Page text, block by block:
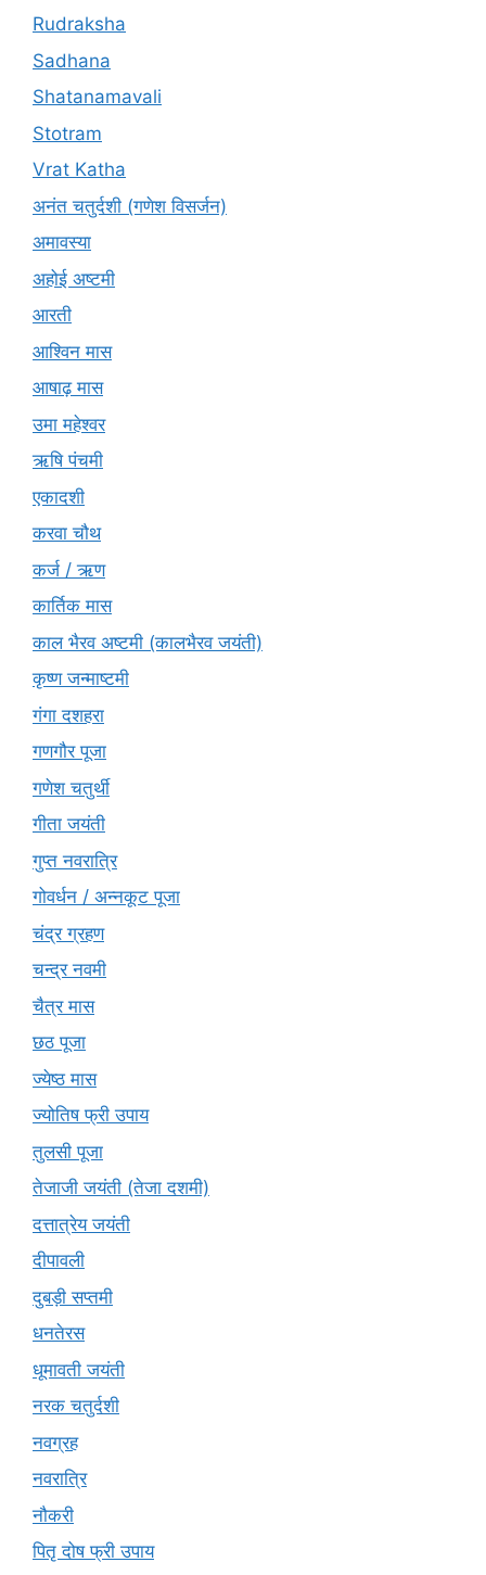
Rudraksha
Sadhana
Shatanamavali
Stotram
Vrat Katha
अनंत चतुर्दशी (गणेश विसर्जन)
अमावस्या
अहोई अष्टमी
आरती
आश्विन मास
आषाढ़ मास
उमा महेश्वर
ऋषि पंचमी
एकादशी
करवा चौथ
कर्ज / ऋण
कार्तिक मास
काल भैरव अष्टमी (कालभैरव जयंती)
कृष्ण जन्माष्टमी
गंगा दशहरा
गणगौर पूजा
गणेश चतुर्थी
गीता जयंती
गुप्त नवरात्रि
गोवर्धन / अन्नकूट पूजा
चंद्र ग्रहण
चन्द्र नवमी
चैत्र मास
छठ पूजा
ज्येष्ठ मास
ज्योतिष फ्री उपाय
तुलसी पूजा
तेजाजी जयंती (तेजा दशमी)
दत्तात्रेय जयंती
दीपावली
दुबड़ी सप्तमी
धनतेरस
धूमावती जयंती
नरक चतुर्दशी
नवग्रह
नवरात्रि
नौकरी
पितृ दोष फ्री उपाय